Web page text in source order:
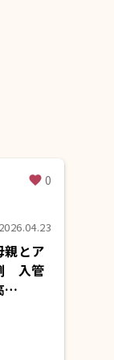
favorite 0
2026.04.23
とア
入管
…